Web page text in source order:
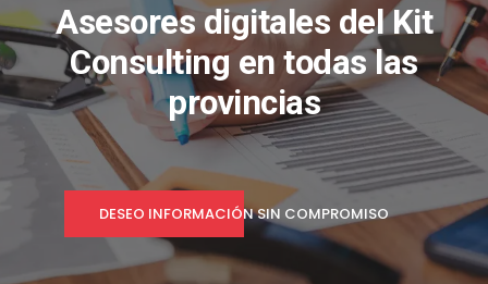
Asesores digitales del Kit
Consulting en todas las
provincias
DESEO INFORMACIÓN SIN COMPROMISO